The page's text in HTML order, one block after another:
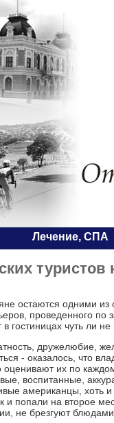
Лечение, СПА
остаются одними
проведенного по
в гостиницах чуть ли
дружелюбие,
- оказалось, что
оценивают их по
воспитанные,
американцы, хоть
и попали на второе
не брезгуют